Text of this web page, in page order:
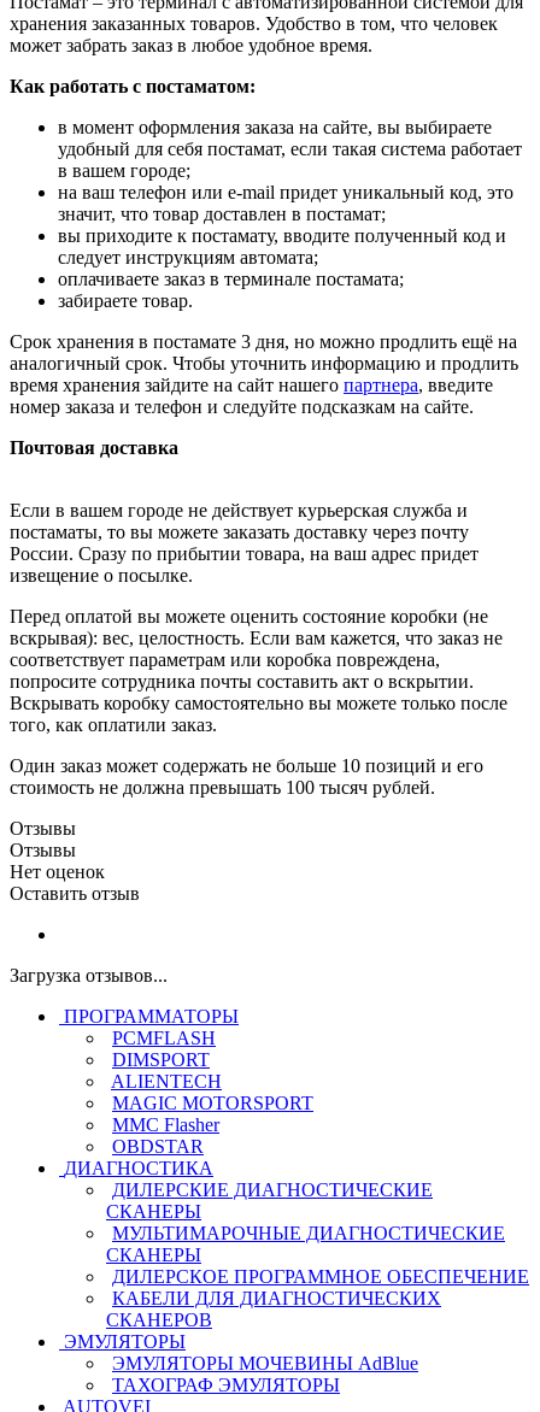
хранения заказанных товаров. Удобство в том, что человек
может забрать заказ в любое удобное время.
Как работать с постаматом:
в момент оформления заказа на сайте, вы выбираете
удобный для себя постамат, если такая система работает
в вашем городе;
на ваш телефон или e-mail придет уникальный код, это
значит, что товар доставлен в постамат;
вы приходите к постамату, вводите полученный код и
следует инструкциям автомата;
оплачиваете заказ в терминале постамата;
забираете товар.
Срок хранения в постамате 3 дня, но можно продлить ещё на
аналогичный срок. Чтобы уточнить информацию и продлить
время хранения зайдите на сайт нашего партнера, введите
номер заказа и телефон и следуйте подсказкам на сайте.
Почтовая доставка
Если в вашем городе не действует курьерская служба и
постаматы, то вы можете заказать доставку через почту
России. Сразу по прибытии товара, на ваш адрес придет
извещение о посылке.
Перед оплатой вы можете оценить состояние коробки (не
вскрывая): вес, целостность. Если вам кажется, что заказ не
соответствует параметрам или коробка повреждена,
попросите сотрудника почты составить акт о вскрытии.
Вскрывать коробку самостоятельно вы можете только после
того, как оплатили заказ.
Один заказ может содержать не больше 10 позиций и его
стоимость не должна превышать 100 тысяч рублей.
Отзывы
Отзывы
Нет оценок
Оставить отзыв
Загрузка отзывов...
ПРОГРАММАТОРЫ
PCMFLASH
DIMSPORT
ALIENTECH
MAGIC MOTORSPORT
MMC Flasher
OBDSTAR
ДИАГНОСТИКА
ДИЛЕРСКИЕ ДИАГНОСТИЧЕСКИЕ
СКАНЕРЫ
МУЛЬТИМАРОЧНЫЕ ДИАГНОСТИЧЕСКИЕ
СКАНЕРЫ
ДИЛЕРСКОЕ ПРОГРАММНОЕ ОБЕСПЕЧЕНИЕ
КАБЕЛИ ДЛЯ ДИАГНОСТИЧЕСКИХ
СКАНЕРОВ
ЭМУЛЯТОРЫ
ЭМУЛЯТОРЫ МОЧЕВИНЫ АdBlue
ТАХОГРАФ ЭМУЛЯТОРЫ
AUTOVEI